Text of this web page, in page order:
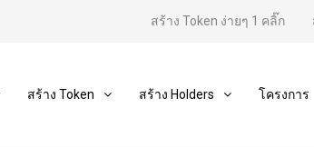
สร้าง Token ง่ายๆ 1 คลิ๊ก
สร้าง Token สร้าง Holders โครงการ